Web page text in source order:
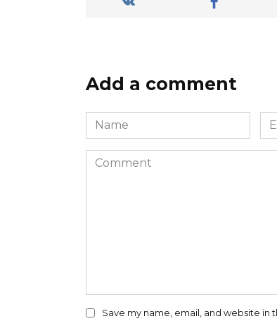
Add a comment
Name
*
*
Comment
Save my name, email, and website in